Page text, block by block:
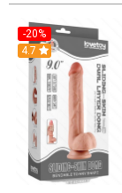
-20%
Hot
4.7